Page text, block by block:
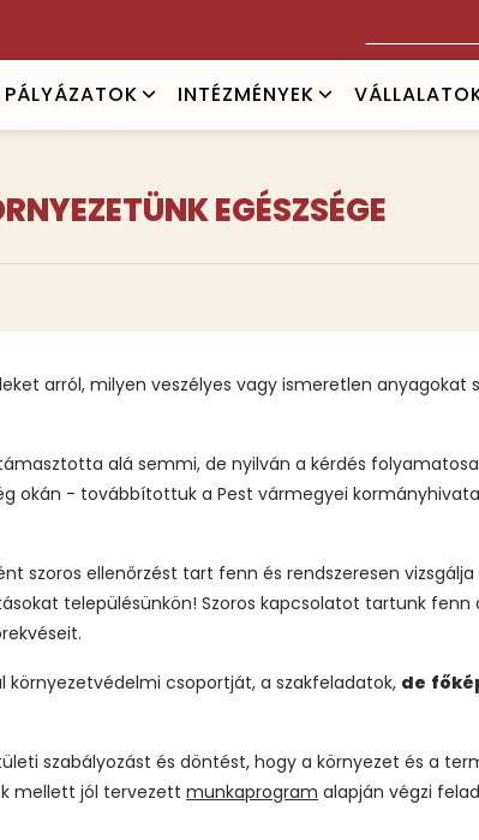
PÁLYÁZATOK INTÉZMÉNYEK
EGÉSZSÉGE
arról, milyen veszélyes vagy ismeretlen
alá semmi, de nyilván a kérdés
okán - továbbítottuk a Pest vármegyei
szoros ellenőrzést tart fenn és rendszeresen
településünkön! Szoros kapcsolatot tartunk
csoportját, a szakfeladatok, de
szabályozást és döntést, hogy a környezet és a
mellett jól tervezett munkaprogram alapján végzi